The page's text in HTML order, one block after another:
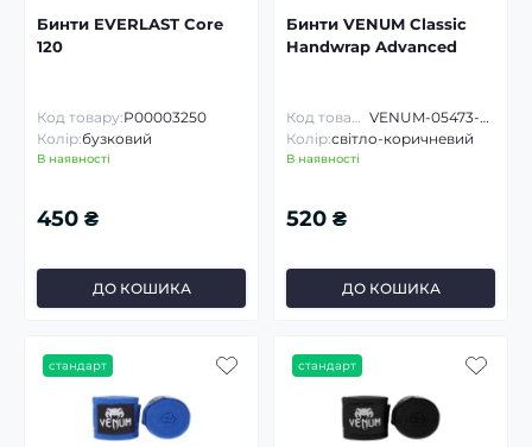
Бинти EVERLAST Core
120
Код товару:P00003250
Колір:бузковий
В наявності
450 ₴
ДО КОШИКА
Бинти VENUM Classic
Handwrap Advanced
VENUM-05473-2.5
Колір:світло-коричневий
В наявності
520 ₴
ДО КОШИКА
стандарт стандарт